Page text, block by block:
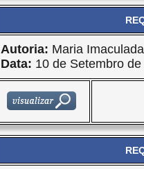
Autoria: Maria
Data: 10 de Setembro de